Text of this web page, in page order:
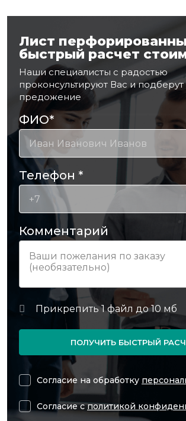
Лист
быстрый расчет
Наши специалисты с радостью
проконсультируют Вас и
предожение
ФИО*
Телефон *
Комментарий
ПОЛУЧИТЬ БЫСТРЫЙ
Согласие на обработку
Согласие сполитикой